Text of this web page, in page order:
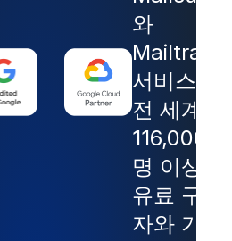
와
Mailtrack
서비스는
전 세계
116,000
명 이상의
유료 구독
자와 기업